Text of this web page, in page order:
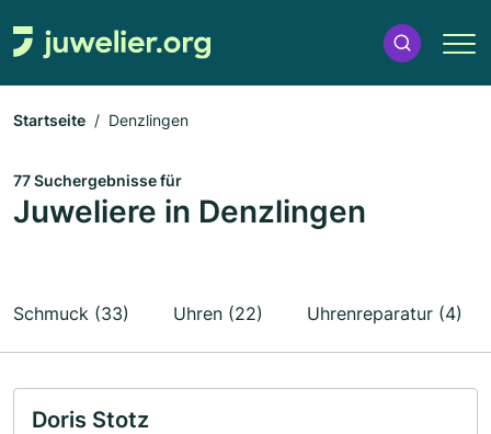
Startseite Denzlingen
77 Suchergebnisse für
Juweliere in Denzlingen
Schmuck (33) Uhren (22) Uhrenreparatur (4)
Doris Stotz